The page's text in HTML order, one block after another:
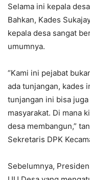
Selama ini kepala
Bahkan, Kades
kepala desa sangat
umumnya.
“Kami ini pejabat
ada tunjangan, kades
tunjangan ini bisa
masyarakat. Di mana
desa membangun,”
Sekretaris DPK
Sebelumnya,